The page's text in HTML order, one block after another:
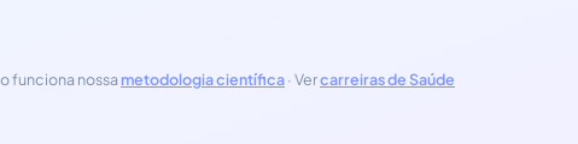
funciona nossa metodologia científica· Vercarreiras de Saúde